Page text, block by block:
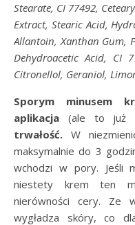
Stearate, CI 77492,
Extract, Stearic Acid,
Allantoin, Xanthan Gum,
Dehydroacetic Acid, CI
Citronellol, Geraniol,
Sporym minusem
aplikacja (ale to już
trwałość. W
maksymalnie do 3
wchodzi w pory. Jeśli
niestety krem ten
nierówności cery. Ze
wygładza skóry, co